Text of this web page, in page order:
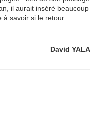
il aurait inséré beaucoup
à savoir si le retour
David YALA